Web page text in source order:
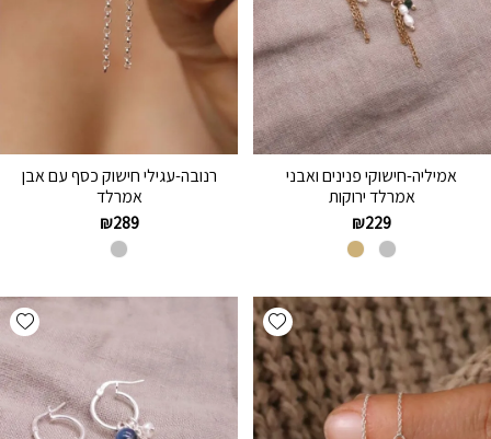
אמיליה-חישוקי פנינים ואבני
אמרלד ירוקות
₪229
רנובה-עגילי חישוק כסף עם אבן
אמרלד
₪289
Add wishlist